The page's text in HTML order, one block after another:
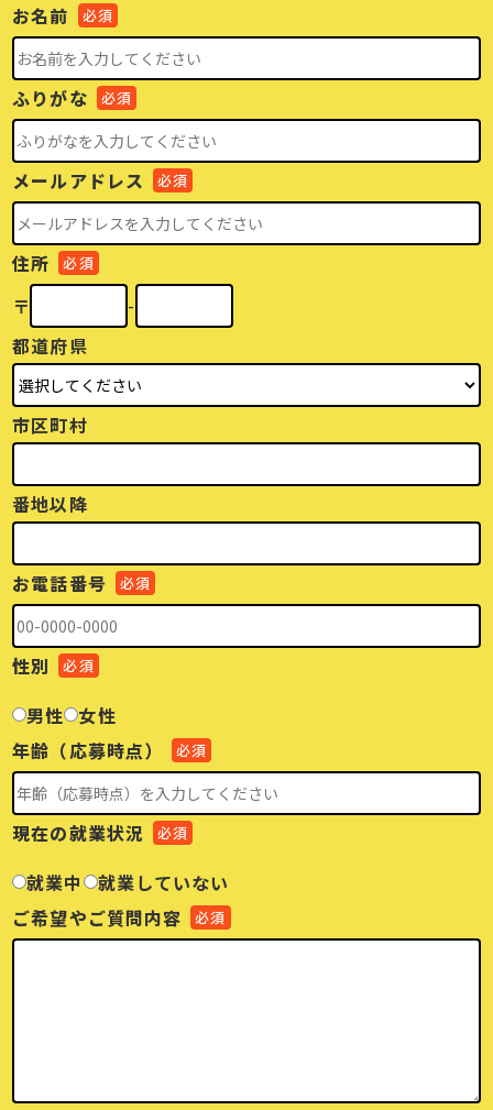
お名前 必須
ふりがな 必須
メールアドレス 必須
住所 必須
〒 -
都道府県
市区町村
番地以降
お電話番号 必須
性別 必須
男性 女性
年齢（応募時点）
必須
現在の就業状況 必須
就業中
就業していない
ご希望やご質問内容
必須